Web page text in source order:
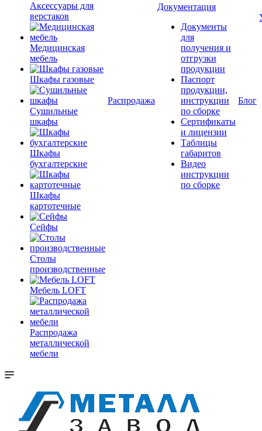
Аксессуары для
верстаков
Медицинская
мебель
Шкафы газовые
Сушильные
шкафы
Шкафы
бухгалтерские
Шкафы
картотечные
Сейфы
Столы
производственные
Мебель LOFT
Распродажа
металлической
мебели
Распродажа
Документация
Документы
для
получения и
отгрузки
продукции
Паспорт
продукции,
инструкции
по сборке
Сертификаты
и лицензии
Таблицы
габаритов
Видео
инструкции
по сборке
Блог